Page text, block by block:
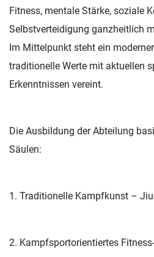
Fitness, mentale Stärke, soziale
Selbstverteidigung ganzheitlich
Im Mittelpunkt steht ein
traditionelle Werte mit aktuellen
Erkenntnissen vereint.
Die Ausbildung der Abteilung
Säulen:
1. Traditionelle Kampfkunst –
2. Kampfsportorientiertes